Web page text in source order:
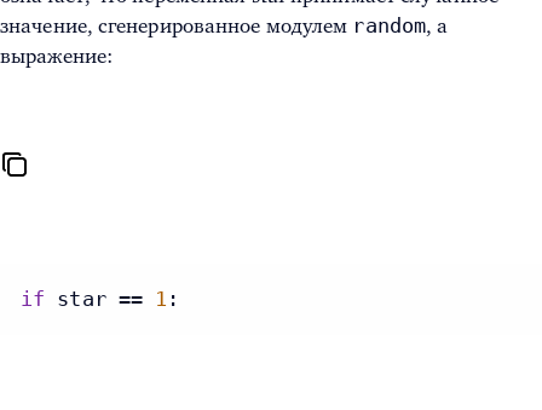
значение, сгенерированное модулем random, а
выражение:
if star == 1 :